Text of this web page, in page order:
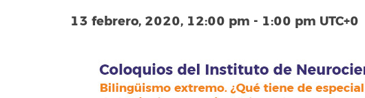
13 febrero, 2020, 12:00 pm - 1:00 pm UTC+0